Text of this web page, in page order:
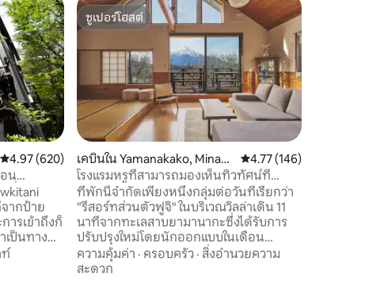
คะแนนเฉลี่ย 4.97 จาก 5, 620 รีวิว
4.97 (620)
น
ช่วยให้
ะ]
ารเข้าถึงก็
เป็นทาง
ที่แหล่ง
ท์
ซูเปอร์โฮสต์
ซูเปอร์โฮสต์
เคบินใน Yamanakako, Minami
tsuru District
คะแนนเฉลี่ย 4.77 จาก
4.77 (146)
โรงแรมหรูที่สามารถมองเห็นทิวทัศน์ที่
งดงามของภูเขาไฟฟูจิได้เพียงผู้เดียว พร้อม
ซาวน่า เดิน 11 นาทีถึงทะเลสาบยามานากะ!
ที่พักนี้จำกัดเพียงหนึ่งกลุ่มต่อวันที่เรียกว่า
"รีสอร์ทส่วนตัวฟูจิ" ในบริเวณวิลล่าเดิน 11
นาทีจากทะเลสาบยามานากะซึ่งได้รับการ
ปรับปรุงใหม่โดยนักออกแบบในเดือน
กรกฎาคม 2024 เป็นบ้านดีไซน์ทันสมัย
สไตล์ญี่ปุ่นตั้งอยู่บนพื้นที่ทั้งหมด 115 ตร.ม.
ความคุ้มค่า · ครอบครัว · สิ่งอำนวยความ
สะดวก